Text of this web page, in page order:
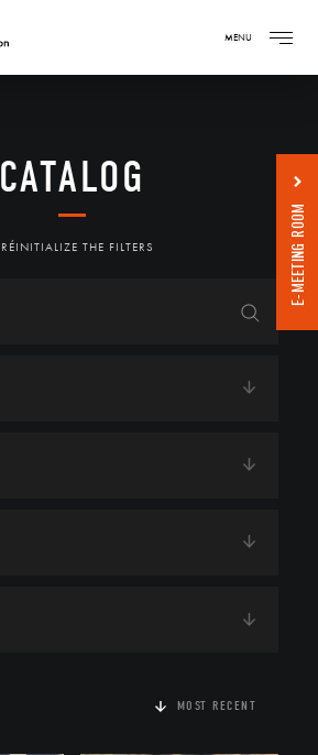
MENU
CATALOG
RÉINITIALIZE THE FILTERS
MOST RECENT
E-MEETING ROOM